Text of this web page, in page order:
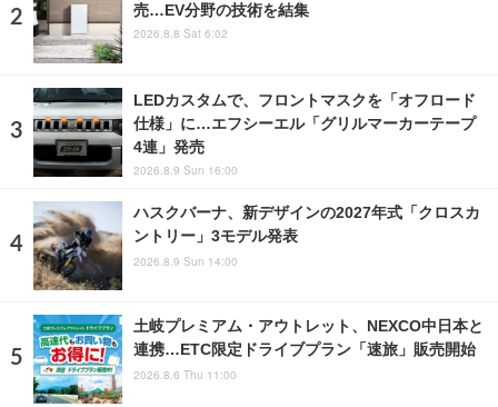
売…EV分野の技術を結集
2026.8.8 Sat 6:02
LEDカスタムで、フロントマスクを「オフロード
仕様」に…エフシーエル「グリルマーカーテープ
4連」発売
2026.8.9 Sun 16:00
ハスクバーナ、新デザインの2027年式「クロスカ
ントリー」3モデル発表
2026.8.9 Sun 14:00
土岐プレミアム・アウトレット、NEXCO中日本と
連携…ETC限定ドライブプラン「速旅」販売開始
2026.8.6 Thu 11:00